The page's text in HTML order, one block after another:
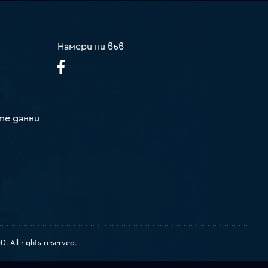
данни
Намери ни във
All rights reserved.